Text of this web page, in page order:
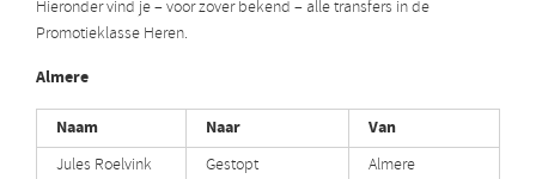
Hieronder vind je – voor zover bekend – alle transfers in de
Promotieklasse Heren.
Almere
Naam Naar Van
Jules Roelvink Gestopt
Almere